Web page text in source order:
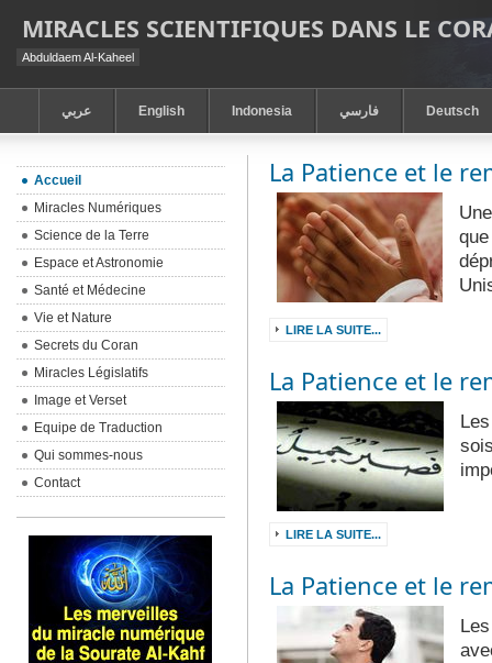
MIRACLES SCIENTIFIQUES DANS LE
Abduldaem Al-Kaheel
عربي English Indonesia فارسي Deutsch
La Patience et le
LIRE LA SUITE...
La Patience et le
LIRE LA SUITE...
La Patience et le
Accueil
Miracles Numériques
Science de la Terre
Espace et Astronomie
Santé et Médecine
Vie et Nature
Secrets du Coran
Miracles Législatifs
Image et Verset
Equipe de Traduction
Qui sommes-nous
Contact